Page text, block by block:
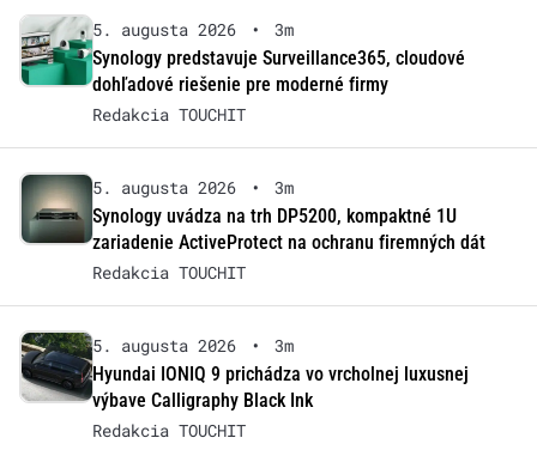
5. augusta 2026 •
3m
Synology predstavuje Surveillance365, cloudové
dohľadové riešenie pre moderné firmy
Redakcia TOUCHIT
5. augusta 2026 •
3m
Synology uvádza na trh DP5200, kompaktné 1U
zariadenie ActiveProtect na ochranu firemných dát
Redakcia TOUCHIT
5. augusta 2026 •
3m
Hyundai IONIQ 9 prichádza vo vrcholnej luxusnej
výbave Calligraphy Black Ink
Redakcia TOUCHIT